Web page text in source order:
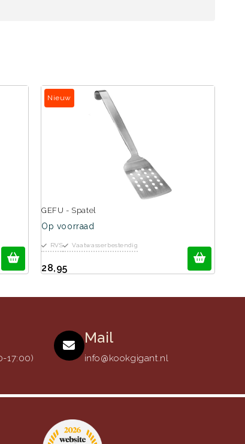
Nieuw
GEFU - Spatel
Op voorraad
RVS Vaatwasserbestendig
28,95
17:00)
Mail
info@kookgigant.nl